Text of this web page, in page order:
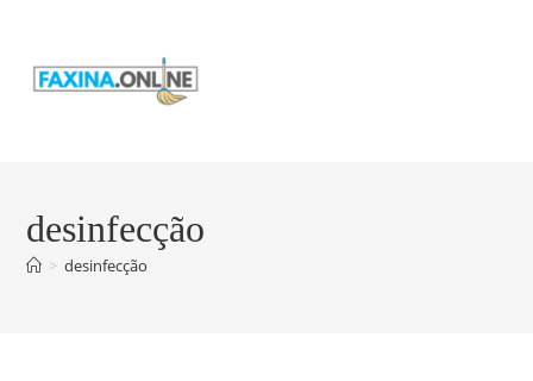
desinfecção
> desinfecção